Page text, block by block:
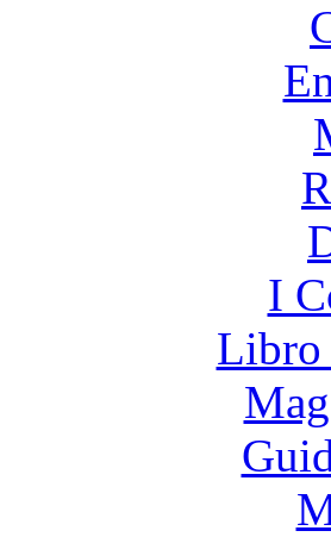
I
Libro